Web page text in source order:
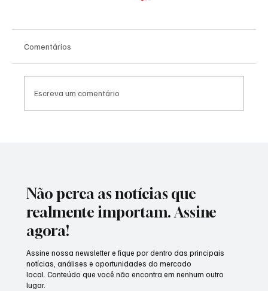
Comentários
Escreva um comentário
Não perca as notícias que
realmente importam. Assine
agora!
Assine nossa newsletter e fique por dentro das principais
notícias, análises e oportunidades do mercado
local. Conteúdo que você não encontra em nenhum outro
lugar.